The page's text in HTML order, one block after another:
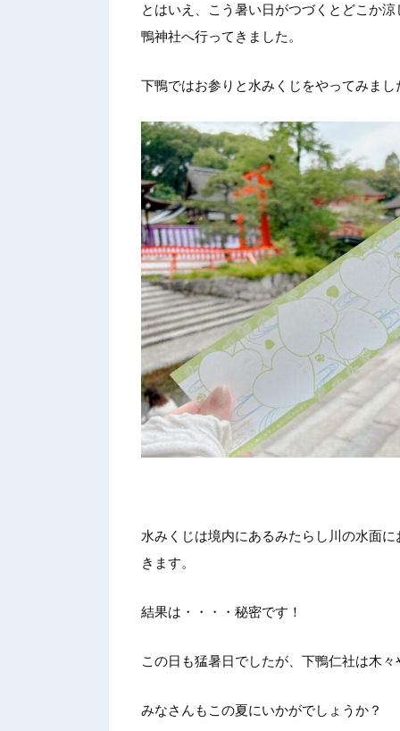
とはいえ、こう暑い日がつづくとどこか
鴨神社へ行ってきました。
下鴨ではお参りと水みくじをやってみまし
水みくじは境内にあるみたらし川の水面
きます。
結果は・・・・秘密です！
この日も猛暑日でしたが、下鴨仁社は木
みなさんもこの夏にいかがでしょうか？